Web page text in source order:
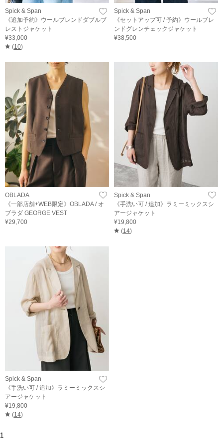
Spick & Span
《追加予約》ウールブレンドダブルブ
レストジャケット
¥33,000
(10)
Spick & Span
《セットアップ可 / 予約》ウールブレ
ンドグレンチェックジャケット
¥38,500
OBLADA
《一部店舗+WEB限定》OBLADA / オ
ブラダ GEORGE VEST
¥29,700
Spick & Span
《手洗い可 / 追加》ラミーミックスシ
アージャケット
¥19,800
(14)
Spick & Span
《手洗い可 / 追加》ラミーミックスシ
アージャケット
¥19,800
(14)
1